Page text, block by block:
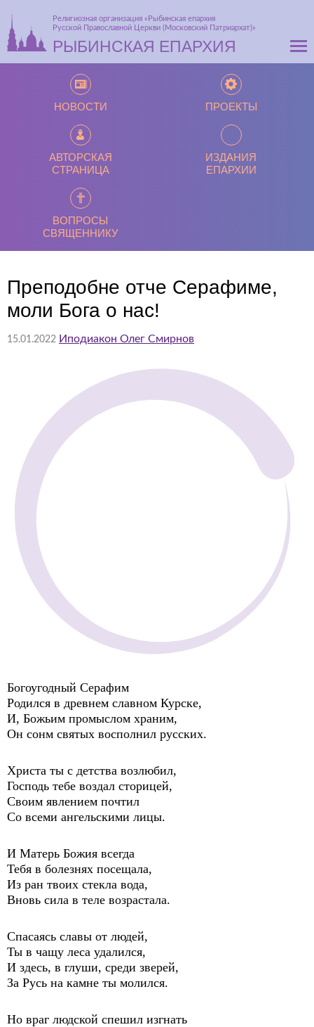
Религиозная организация «Рыбинская епархия
Русской Православной Церкви (Московский Патриархат)»
РЫБИНСКАЯ ЕПАРХИЯ
НОВОСТИ ПРОЕКТЫ
АВТОРСКАЯ
СТРАНИЦА
ИЗДАНИЯ
ЕПАРХИИ
ВОПРОСЫ
СВЯЩЕННИКУ
Преподобне отче Серафиме,
моли Бога о нас!
15.01.2022 Иподиакон Олег Смирнов
Богоугодный Серафим
Родился в древнем славном Курске,
И, Божьим промыслом храним,
Он сонм святых восполнил русских.
Христа ты с детства возлюбил,
Господь тебе воздал сторицей,
Своим явлением почтил
Со всеми ангельскими лицы.
И Матерь Божия всегда
Тебя в болезнях посещала,
Из ран твоих стекла вода,
Вновь сила в теле возрастала.
Спасаясь славы от людей,
Ты в чащу леса удалился,
И здесь, в глуши, среди зверей,
За Русь на камне ты молился.
Но враг людской спешил изгнать